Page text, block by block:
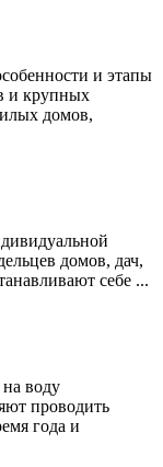
и этапы
и крупных
домов,
домов, дач,
себе ...
воду
проводить
года и